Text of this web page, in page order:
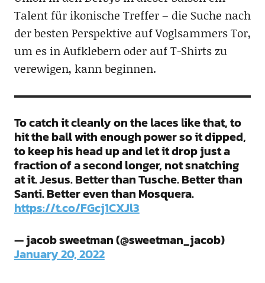
Talent für ikonische Treffer – die Suche nach
der besten Perspektive auf Voglsammers Tor,
um es in Aufklebern oder auf T-Shirts zu
verewigen, kann beginnen.
To catch it cleanly on the laces like that, to
hit the ball with enough power so it dipped,
to keep his head up and let it drop just a
fraction of a second longer, not snatching
at it. Jesus. Better than Tusche. Better than
Santi. Better even than Mosquera.
https://t.co/FGcj1CXJl3
— jacob sweetman (@sweetman_jacob)
January 20, 2022